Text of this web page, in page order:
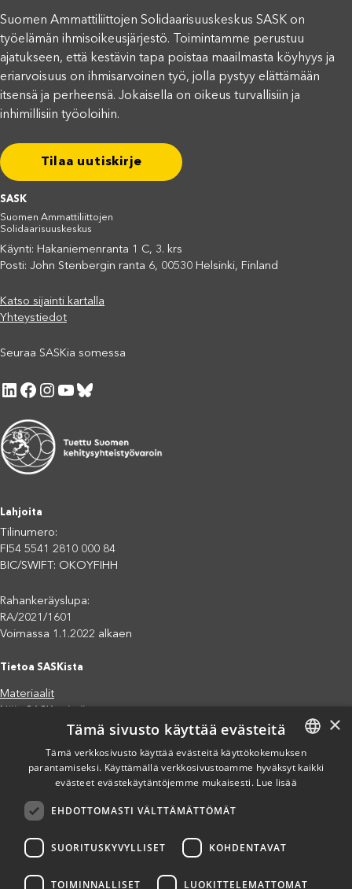
Suomen Ammattiliittojen Solidaarisuuskeskus SASK on
työelämän ihmisoikeusjärjestö. Toimintamme perustuu
ajatukseen, että kestävin tapa poistaa maailmasta köyhyys ja
eriarvoisuus on ihmisarvoinen työ, jolla pystyy elättämään
itsensä ja perheensä. Jokaisella on oikeus turvallisiin ja
inhimillisiin työoloihin.
Tilaa uutiskirje
SASK
Suomen Ammattiliittojen
Solidaarisuuskeskus
Käynti: Hakaniemenranta 1 C, 3. krs
Posti: John Stenbergin ranta 6, 00530 Helsinki, Finland
Katso sijainti kartalla
Yhteystiedot
Seuraa SASKia somessa
LinkedIn Facebook Instagram YouTube Bluesky
Lahjoita
Tilinumero:
FI54 5541 2810 000 84
BIC/SWIFT: OKOYFIHH
Rahankeräyslupa:
RA/2021/1601
Voimassa 1.1.2022 alkaen
Tietoa SASKista
Materiaalit
Näin SASK toimii
Jäsenjärjestöt
Saavutettavuusseloste
Tietosuojaseloste
Eettiset periaatteet (pdf)
Lahjoita
Osallistu
Liity kannatusjäseneksi
Ilmoita väärinkäytösepäilystä
FINNISH
×
Tämä sivusto käyttää evästeitä
Tämä verkkosivusto käyttää evästeitä käyttökokemuksen
parantamiseksi. Käyttämällä verkkosivustoamme hyväksyt kaikki
evästeet evästekäytäntöjemme mukaisesti. Lue lisää
EHDOTTOMASTI VÄLTTÄMÄTTÖMÄT
SUORITUSKYVYLLISET KOHDENTAVAT
TOIMINNALLISET LUOKITTELEMATTOMAT